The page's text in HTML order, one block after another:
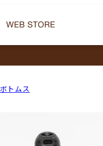
トムス